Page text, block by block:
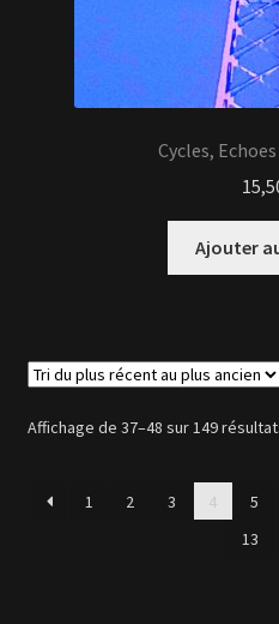
Cycles,
Ajouter
Affichage de 37–48 sur 149
1 2 3 4 5
13